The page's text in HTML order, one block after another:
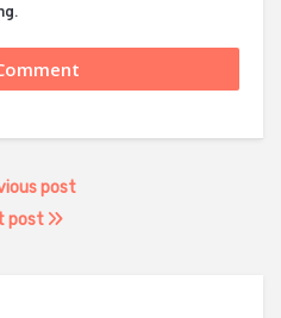
post
post